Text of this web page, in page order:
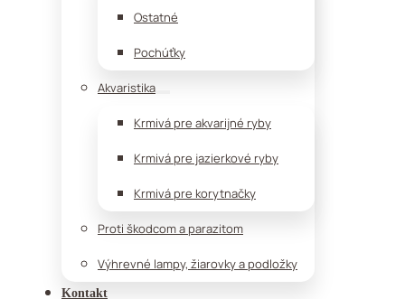
Ostatné
Pochúťky
Akvaristika
Krmivá pre akvarijné ryby
Krmivá pre jazierkové ryby
Krmivá pre korytnačky
Proti škodcom a parazitom
Výhrevné lampy, žiarovky a podložky
Kontakt